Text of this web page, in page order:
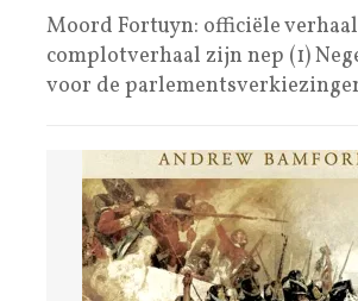
Moord Fortuyn: officiële
complotverhaal zijn nep (1)
voor de